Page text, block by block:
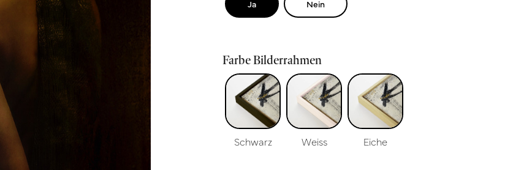
Ja Nein
Farbe Bilderrahmen
Schwarz Weiss Eiche